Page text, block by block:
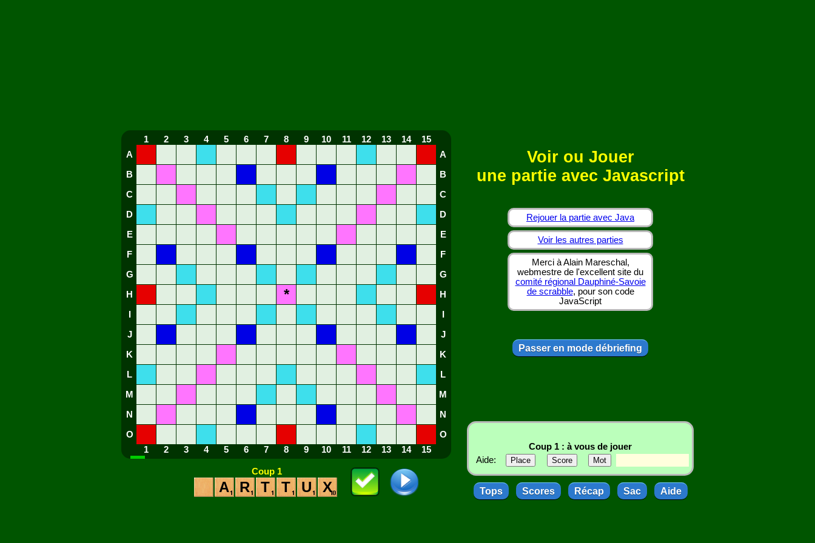
1 2 3 4 5 6 7 8 9 10 11 12 13 14
15
A
A
B B
C C
D D
E E
F F
G G
H * H
J J
K K
L L
M M
N N
O
O
1
2 3 4 5 6 7 8 9 10 11 12 13 14 15
Coup 1
A R T T U X
Voir ou Jouer
une partie avec Javascript
Rejouer la partie avec Java
Voir les autres parties
Merci à Alain Mareschal,
webmestre de l'excellent site du
comité régional Dauphiné-Savoie
de scrabble, pour son code
JavaScript
Passer en mode débriefing
Coup 1 : à vous de jouer
Aide:
Tops Scores Récap Sac Aide